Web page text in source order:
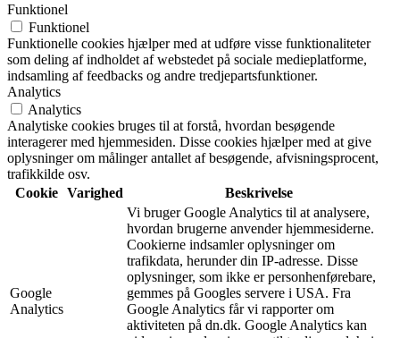
Funktionel
Funktionel
Funktionelle cookies hjælper med at udføre visse funktionaliteter
som deling af indholdet af webstedet på sociale medieplatforme,
indsamling af feedbacks og andre tredjepartsfunktioner.
Analytics
Analytics
Analytiske cookies bruges til at forstå, hvordan besøgende
interagerer med hjemmesiden. Disse cookies hjælper med at give
oplysninger om målinger antallet af besøgende, afvisningsprocent,
trafikkilde osv.
Cookie Varighed Beskrivelse
Google
Analytics
Vi bruger Google Analytics til at analysere,
hvordan brugerne anvender hjemmesiderne.
Cookierne indsamler oplysninger om
trafikdata, herunder din IP-adresse. Disse
oplysninger, som ikke er personhenførebare,
gemmes på Googles servere i USA. Fra
Google Analytics får vi rapporter om
aktiviteten på dn.dk. Google Analytics kan